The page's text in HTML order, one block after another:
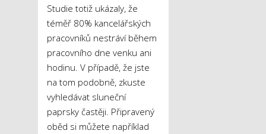
Studie totiž ukázaly, že
téměř 80% kancelářských
pracovníků nestráví během
pracovního dne venku ani
hodinu. V případě, že jste
na tom podobně, zkuste
vyhledávat sluneční
paprsky častěji. Připravený
oběd si můžete například